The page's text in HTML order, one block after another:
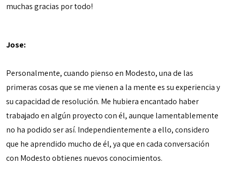
muchas gracias por todo!
Jose:
Personalmente, cuando pienso en Modesto, una de las
primeras cosas que se me vienen a la mente es su experiencia y
su capacidad de resolución. Me hubiera encantado haber
trabajado en algún proyecto con él, aunque lamentablemente
no ha podido ser así. Independientemente a ello, considero
que he aprendido mucho de él, ya que en cada conversación
con Modesto obtienes nuevos conocimientos.